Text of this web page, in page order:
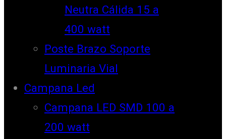
Neutra Cálida 15 a
400 watt
Poste Brazo Soporte
Luminaria Vial
Campana Led
Campana LED SMD 100 a
200 watt